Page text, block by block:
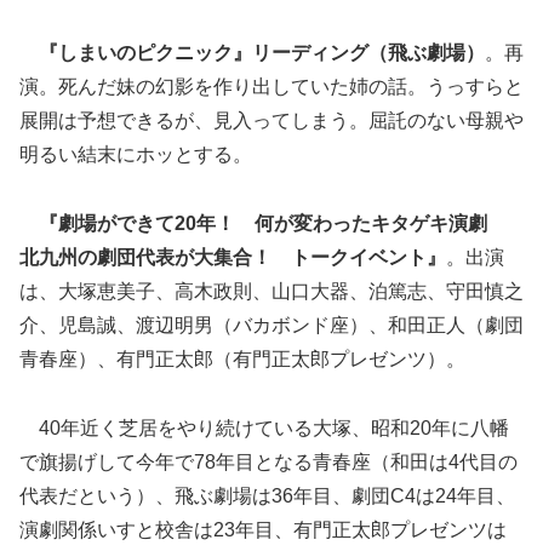
『しまいのピクニック』リーディング（飛ぶ劇場）
。再
演。死んだ妹の幻影を作り出していた姉の話。うっすらと
展開は予想できるが、見入ってしまう。屈託のない母親や
明るい結末にホッとする。
『劇場ができて20年！ 何が変わったキタゲキ演劇
北九州の劇団代表が大集合！ トークイベント』
。出演
は、大塚恵美子、高木政則、山口大器、泊篤志、守田慎之
介、児島誠、渡辺明男（バカボンド座）、和田正人（劇団
青春座）、有門正太郎（有門正太郎プレゼンツ）。
40年近く芝居をやり続けている大塚、昭和20年に八幡
で旗揚げして今年で78年目となる青春座（和田は4代目の
代表だという）、飛ぶ劇場は36年目、劇団C4は24年目、
演劇関係いすと校舎は23年目、有門正太郎プレゼンツは